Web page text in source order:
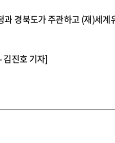
과 경북도가 주관하고 (재)세
김진호 기자]